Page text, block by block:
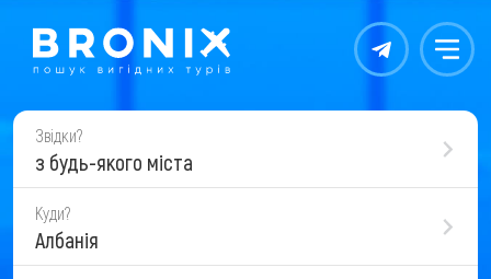
Контакты Меню
Звідки?
з будь-якого міста
Куди?
Албанія